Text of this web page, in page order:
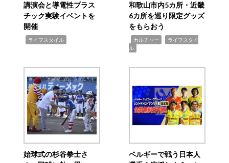
講演会と導電性プラス
チック実験イベントを
開催
ライフスタイル
和歌山市内5カ所・近畿
6カ所を巡り限定グッズ
をもらおう
カルチャー
ライフスタイ
ル
始球式の杉谷拳士さ
ベルギーで戦う日本人